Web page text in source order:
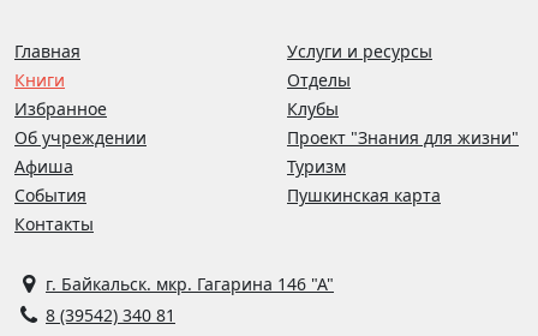
г. Байкальск. мкр. Гагарина 146 "А"
8 (39542) 340 81
Главная
Книги
Избранное
Об учреждении
Афиша
События
Контакты
Услуги и ресурсы
Отделы
Клубы
Проект "Знания для жизни"
Туризм
Пушкинская карта